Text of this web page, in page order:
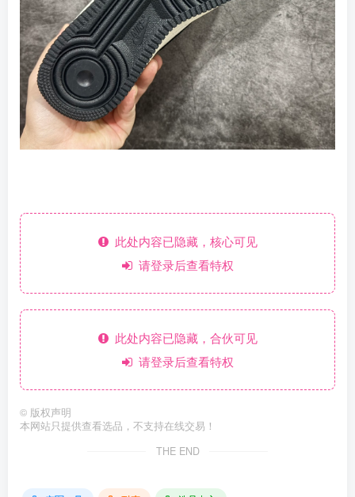
此处内容已隐藏，核心可见
请登录后查看特权
此处内容已隐藏，合伙可见
请登录后查看特权
© 版权声明
本网站只提供查看选品，不支持在线交易！
THE END